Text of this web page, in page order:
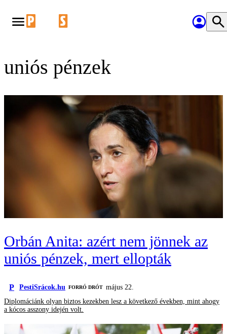
uniós pénzek
Orbán Anita: azért nem jönnek az
uniós pénzek, mert ellopták
P PestiSrácok.hu FORRÓ DRÓT május 22.
Diplomáciánk olyan biztos kezekben lesz a következő években, mint ahogy
a kócos asszony idején volt.